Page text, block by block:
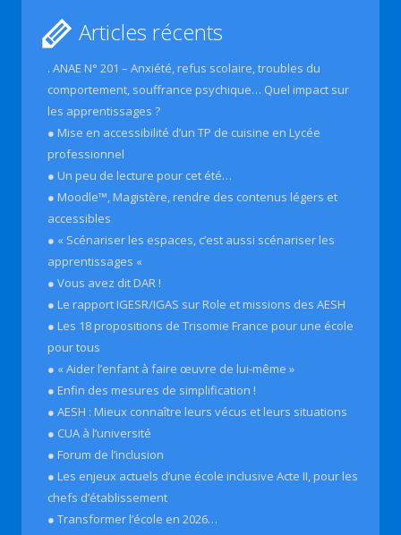
Articles récents
. ANAE N° 201 – Anxiété, refus scolaire, troubles du
comportement, souffrance psychique… Quel impact sur
les apprentissages ?
● Mise en accessibilité d’un TP de cuisine en Lycée
professionnel
● Un peu de lecture pour cet été…
● Moodle™, Magistère, rendre des contenus légers et
accessibles
● « Scénariser les espaces, c’est aussi scénariser les
apprentissages «
● Vous avez dit DAR !
● Le rapport IGESR/IGAS sur Role et missions des AESH
● Les 18 propositions de Trisomie France pour une école
pour tous
● « Aider l’enfant à faire œuvre de lui-même »
● Enfin des mesures de simplification !
● AESH : Mieux connaître leurs vécus et leurs situations
● CUA à l’université
● Forum de l’inclusion
● Les enjeux actuels d’une école inclusive Acte II, pour les
chefs d’établissement
● Transformer l’école en 2026…